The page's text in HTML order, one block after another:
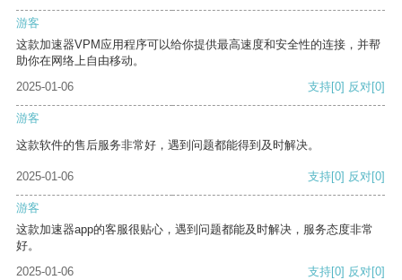
游客
这款加速器VPM应用程序可以给你提供最高速度和安全性的连接，并帮
助你在网络上自由移动。
2025-01-06
支持[0] 反对[0]
游客
这款软件的售后服务非常好，遇到问题都能得到及时解决。
2025-01-06 支持[0] 反对[0]
游客
这款加速器app的客服很贴心，遇到问题都能及时解决，服务态度非常
好。
2025-01-06
支持[0] 反对[0]